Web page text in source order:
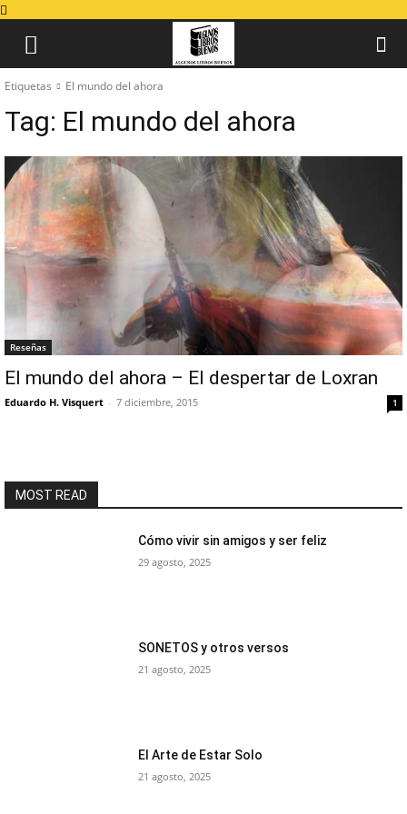
Etiquetas El mundo del ahora
Tag: El mundo del ahora
Reseñas
El mundo del ahora – El despertar de Loxran
Eduardo H. Visquert - 7 diciembre, 2015 1
MOST READ
Cómo vivir sin amigos y ser feliz
29 agosto, 2025
SONETOS y otros versos
21 agosto, 2025
El Arte de Estar Solo
21 agosto, 2025